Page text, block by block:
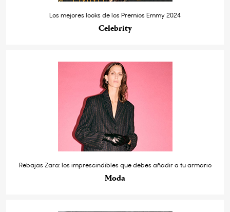
Los mejores looks de los Premios Emmy 2024
Celebrity
Rebajas Zara: los imprescindibles que debes añadir a tu armario
Moda